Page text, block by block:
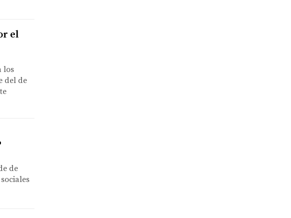
el
los
del de
de